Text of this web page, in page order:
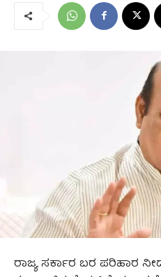
ರಾಜ್ಯ ಸರ್ಕಾರ ಬರ ಪರಿಹಾರ